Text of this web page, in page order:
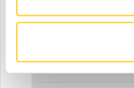
Du kannst jetzt
Your post will
will be visible.